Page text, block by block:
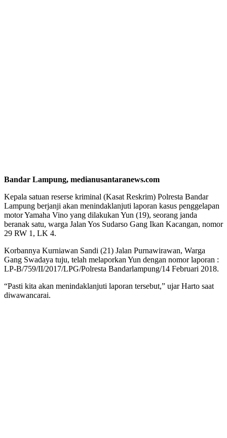
Bandar Lampung, medianusantaranews.com
Kepala satuan reserse kriminal (Kasat Reskrim) Polresta Bandar
Lampung berjanji akan menindaklanjuti laporan kasus penggelapan
motor Yamaha Vino yang dilakukan Yun (19), seorang janda
beranak satu, warga Jalan Yos Sudarso Gang Ikan Kacangan, nomor
29 RW 1, LK 4.
Korbannya Kurniawan Sandi (21) Jalan Purnawirawan, Warga
Gang Swadaya tuju, telah melaporkan Yun dengan nomor laporan :
LP-B/759/II/2017/LPG/Polresta Bandarlampung/14 Februari 2018.
“Pasti kita akan menindaklanjuti laporan tersebut,” ujar Harto saat
diwawancarai.